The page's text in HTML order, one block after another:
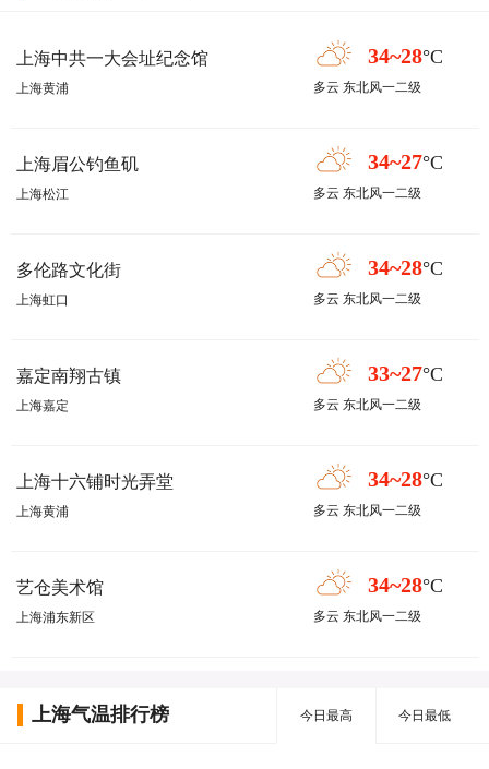
上海中共一大会址纪念馆
上海黄浦
34~28°C
多云 东北风一二级
上海眉公钓鱼矶
上海松江
34~27°C
多云 东北风一二级
多伦路文化街
上海虹口
34~28°C
多云 东北风一二级
嘉定南翔古镇
上海嘉定
33~27°C
多云 东北风一二级
上海十六铺时光弄堂
上海黄浦
34~28°C
多云 东北风一二级
艺仓美术馆
上海浦东新区
34~28°C
多云 东北风一二级
上海气温排行榜 今日最高 今日最低